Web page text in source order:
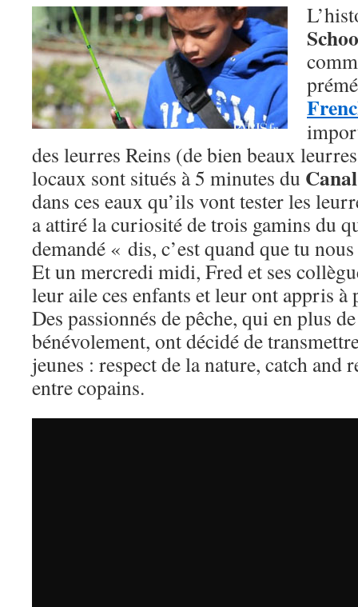
des leurres Reins (de bien beaux
locaux sont situés à 5 minutes du
dans ces eaux qu’ils vont tester les
a attiré la curiosité de trois gamins du
demandé « dis, c’est quand que tu
Et un mercredi midi, Fred et ses
leur aile ces enfants et leur ont appris à
Des passionnés de pêche, qui en plus
bénévolement, ont décidé de
jeunes : respect de la nature, catch and
entre copains.